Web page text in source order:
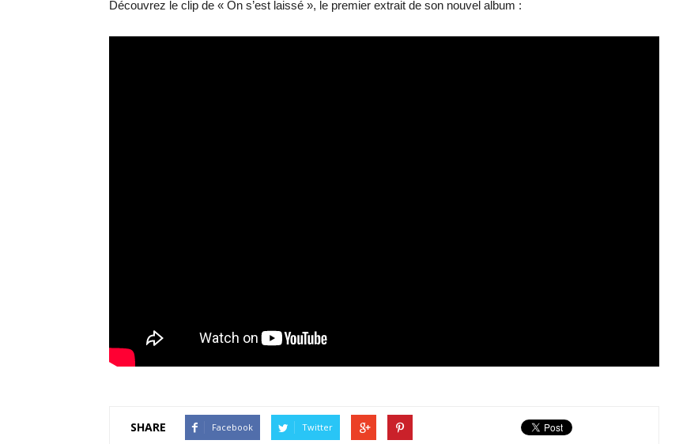
Découvrez le clip de « On s’est laissé », le premier extrait de son nouvel album :
SHARE Facebook Twitter